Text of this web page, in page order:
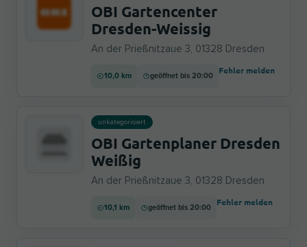
OBI Gartencenter
Dresden-Weissig
An der Prießnitzaue 3, 01328 Dresden
10,0 km geöffnet bis 20:00
Fehler melden
unkategorisiert
OBI Gartenplaner Dresden
Weißig
An der Prießnitzaue 3, 01328 Dresden
10,1 km geöffnet bis 20:00
Fehler melden